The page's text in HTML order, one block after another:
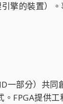
擎的裝置
一部分）共
FPGA提供